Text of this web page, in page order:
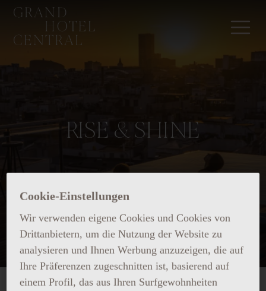
RISE & SHINE
Cookie-Einstellungen
Wir verwenden eigene Cookies und Cookies von
Drittanbietern, um die Nutzung der Website zu
analysieren und Ihnen Werbung anzuzeigen, die auf
Ihre Präferenzen zugeschnitten ist, basierend auf
einem Profil, das aus Ihren Surfgewohnheiten